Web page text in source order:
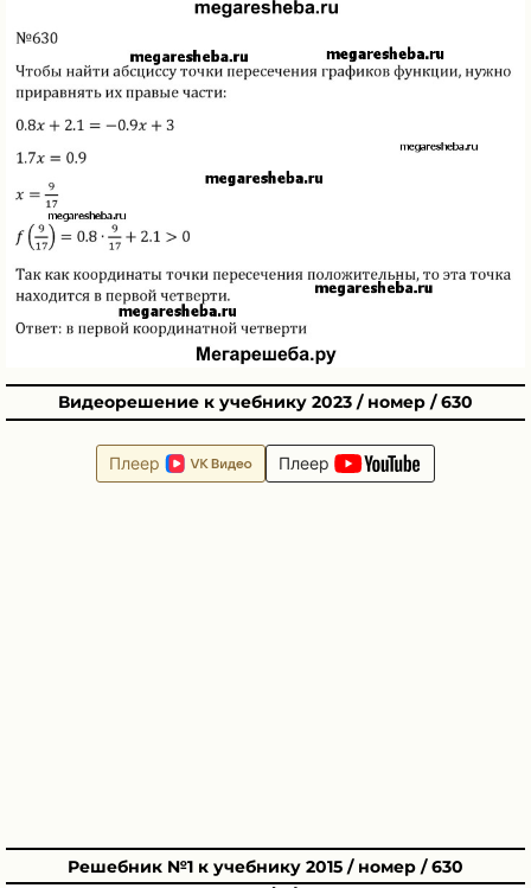
Видеорешение к учебнику 2023 / номер / 630
Плеер Плеер
Решебник №1 к учебнику 2015 / номер / 630